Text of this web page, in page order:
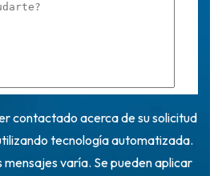
contactado acerca de su solicitud
tecnología automatizada.
mensajes varía. Se pueden aplicar